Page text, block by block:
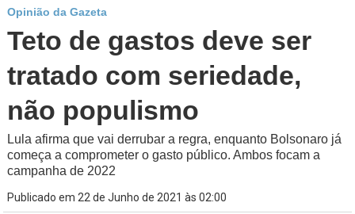
Opinião da Gazeta
Teto de gastos deve ser
tratado com seriedade,
não populismo
Lula afirma que vai derrubar a regra, enquanto Bolsonaro já
começa a comprometer o gasto público. Ambos focam a
campanha de 2022
Publicado em 22 de Junho de 2021 às 02:00